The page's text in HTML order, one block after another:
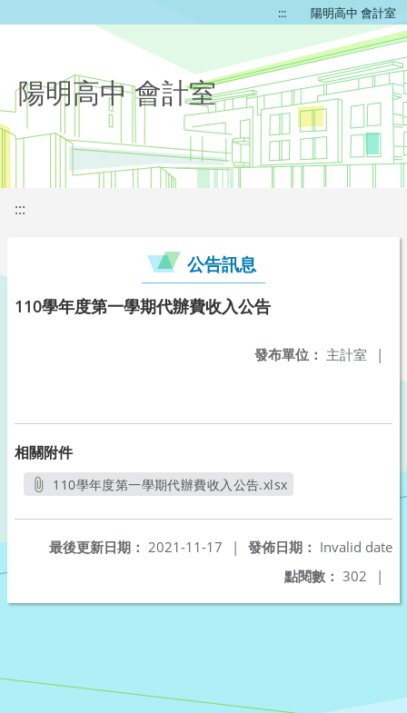
::: 陽明高中 會計室
陽明高中 會計室
:::
公告訊息
110學年度第一學期代辦費收入公告
發布單位： 主計室 |
相關附件
110學年度第一學期代辦費收入公告.xlsx
發佈日期： Invalid date
最後更新日期： 2021-11-17
|
點閱數： 302 |